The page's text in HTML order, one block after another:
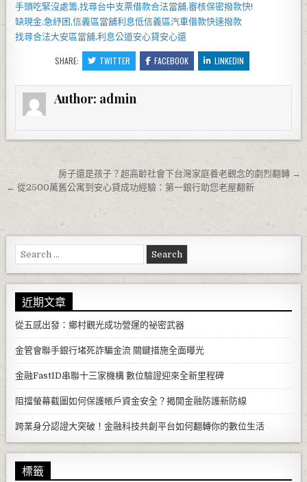
手頭吃緊沒處籌,找尋台中支票借款合法當舖,審核保密撥款快!
缺現金,急紓困,信義區當舖利息低信義區汽車借款快速撥款
找尋合法大安區當舖,利息公道安心貸安心還
SHARE: TWITTER FACEBOOK LINKEDIN
Author: admin
文章導覽房子還是孩子？超高齡社會下台灣家庭養老觀念的劇烈翻轉 →
← 從2500萬舊公寓到安心貸成功經驗：第一銀行助您老屋翻新
Search for:
近期文章
從五感出發：鄉村觀光成功營運的祕密武器
金管會聯手銀行堵死詐騙金流 關鍵措施全面曝光
金融FastID串聯十三家機構 數位驗證迎來全新里程碑
阻擋螢幕截圖如何保護帳戶資金安全？揭開金融防護新防線
跨業身分認證大突破！金融科技共創平台如何翻轉你的數位生活
標籤